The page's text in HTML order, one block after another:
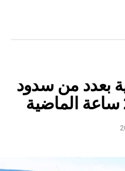
بعدد من سدود